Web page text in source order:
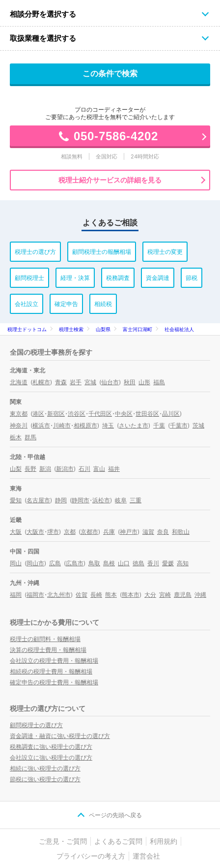
相談分野を選択する
取扱業種を選択する
プロのコーディネーターが
ご要望にあった税理士を無料でご紹介いたします
050-7586-4202
相談無料 全国対応 24時間対応
税理士紹介サービスの詳細を見る
よくあるご相談
税理士の選び方 顧問税理士の報酬相場 税理士の変更
顧問税理士 経理・決算 税務調査 資金調達 節税
会社設立 確定申告 相続税
税理士ドットコム 税理士検索 山梨県 富士河口湖町 社会福祉法人
全国の税理士事務所を探す
北海道・東北
北海道 (札幌市) 青森 岩手 宮城 (仙台市) 秋田 山形 福島
関東
東京都 (港区・新宿区・渋谷区・千代田区・中央区・世田谷区・品川区)
神奈川
(横浜市・ 川崎市・相模原市) 埼玉 (さいたま市) 千葉 (千葉市) 茨城
栃木 群馬
北陸・甲信越
山梨 長野 新潟 (新潟市) 石川 富山 福井
東海
愛知 (名古屋市) 静岡 (静岡市・浜松市) 岐阜 三重
近畿
大阪 (大阪市・堺市) 京都 (京都市) 兵庫 (神戸市) 滋賀 奈良 和歌山
中国・四国
岡山 (岡山市) 広島 (広島市) 鳥取 島根 山口 徳島 香川 愛媛 高知
九州・沖縄
福岡 (福岡市・北九州市) 佐賀 長崎 熊本 (熊本市) 大分 宮崎 鹿児島 沖縄
税理士にかかる費用について
税理士の顧問料・報酬相場
決算の税理士費用・報酬相場
会社設立の税理士費用・報酬相場
相続税の税理士費用・報酬相場
確定申告の税理士費用・報酬相場
税理士の選び方について
顧問税理士の選び方
資金調達・融資に強い税理士の選び方
税務調査に強い税理士の選び方
会社設立に強い税理士の選び方
相続に強い税理士の選び方
節税に強い税理士の選び方
ページの先頭へ戻る
ご意見・ご質問 よくあるご質問
利用規約
プライバシーの考え方
運営会社